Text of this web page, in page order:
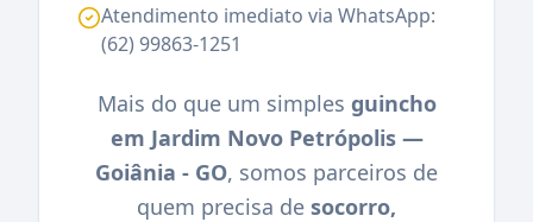
Atendimento imediato via WhatsApp:
(62) 99863-1251
Mais do que um simples guincho
em Jardim Novo Petrópolis —
Goiânia - GO, somos parceiros de
quem precisa de socorro,